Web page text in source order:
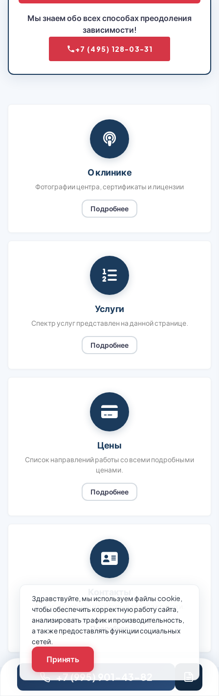
Мы знаем обо всех способах преодоления
зависимости!
+7 (495) 128-03-31
О клинике
Фотографии центра, сертификаты и лицензии
Подробнее
Услуги
Спектр услуг представлен на данной странице.
Подробнее
Цены
Список направлений работы со всеми подробными
ценами.
Подробнее
Адрес, телефоны и почтовые адреса клиники.
Подробнее
Отзывы пациентов
+7 (995) 901-43-82
Здравствуйте, мы используем файлы cookie,
чтобы обеспечить корректную работу сайта,
анализировать трафик и производительность,
а также предоставлять функции социальных
сетей.
Принять